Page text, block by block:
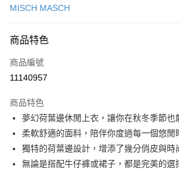
3 期 0 利率 每期
合作金庫商業銀行
上海商業儲蓄銀行
臺灣中小企業銀行
匯豐（台灣）商業銀行
華泰商業
聯邦商業銀行
遠東國際
元大商業銀行
永豐商業
玉山商業銀行
星展（台
合作金庫商業銀行
上海商業儲蓄銀行
國泰世華商業銀行
兆豐國際
匯豐（台灣）商業銀行
華泰商
聯邦商業銀行
遠東國際
元大商業銀行
永豐商業
12 期 0 利率 每期
華南商業銀行
上海商業儲蓄銀行
台北富邦
國泰世華商業銀行
兆豐國際
臺灣中小企業銀行
台中商業
聯邦商業銀行
遠東國際
華南商業銀行
彰化商業
上海商業儲蓄銀行
台北富邦
兆豐國際商業銀行
臺灣中小
台中商業銀行
匯豐（台
30 期 0 利率 每期
合作金庫商業銀行
彰化商
元大商業銀行
永豐商業
台新國際商業銀行
LINE Pay
Apple Pay
MISCH MASCH
商品特色
商品編號
11140957
商品特色
夢幻荷葉邊休閒上衣，讓你在秋冬季節也
柔軟舒適的面料，陪伴你度過每一個悠閒
獨特的荷葉邊設計，增添了幾分俏皮與時
無論是搭配牛仔褲或裙子，都是完美的選